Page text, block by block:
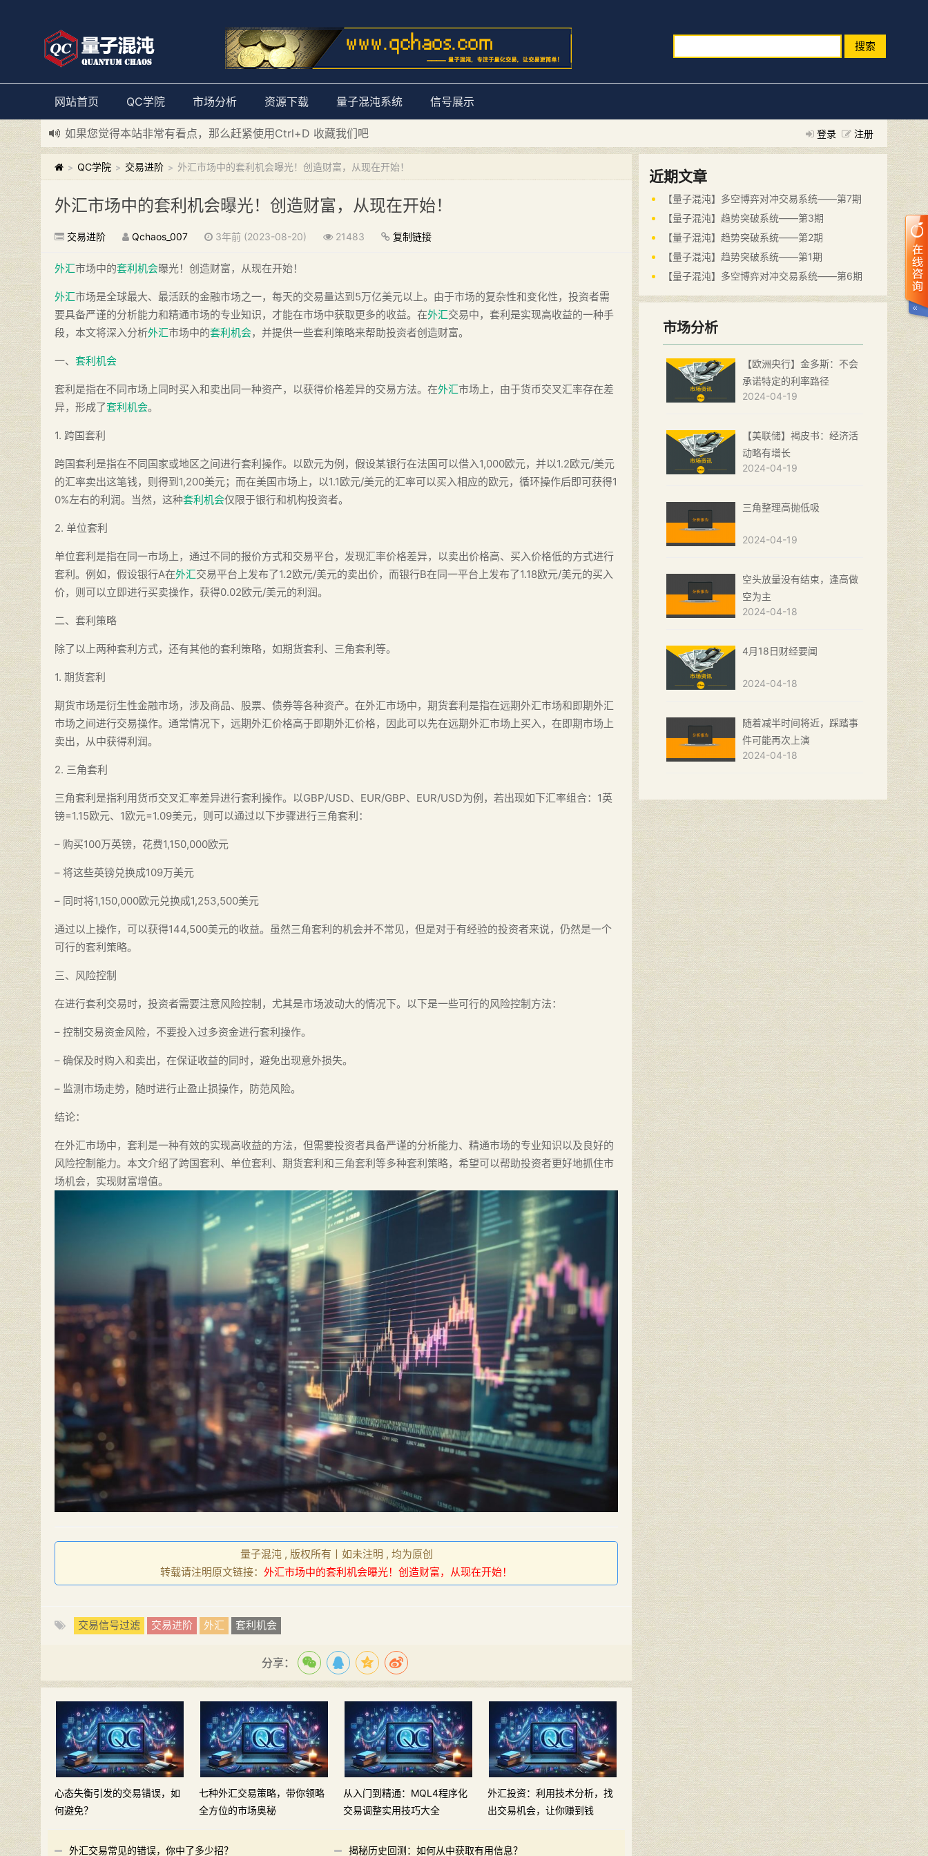
搜索
网站首页 QC学院 市场分析 资源下载 量子混沌系统 信号展示
登录 注册
如果您觉得本站非常有看点，那么赶紧使用Ctrl+D 收藏我们吧
新添加量子混沌系统板块，欢迎大家访问！---“量子混沌系统”
> QC学院 > 交易进阶 > 外汇市场中的套利机会曝光！创造财富，从现在开始！
外汇市场中的套利机会曝光！创造财富，从现在开始！
交易进阶 Qchaos_007 3年前 (2023-08-20) 21483 复制链接
外汇市场中的套利机会曝光！创造财富，从现在开始！
外汇市场是全球最大、最活跃的金融市场之一，每天的交易量达到5万亿美元以上。由于市场的复杂性和变化性，投资者需
要具备严谨的分析能力和精通市场的专业知识，才能在市场中获取更多的收益。在外汇交易中，套利是实现高收益的一种手
段，本文将深入分析外汇市场中的套利机会，并提供一些套利策略来帮助投资者创造财富。
一、 套利机会
套利是指在不同市场上同时买入和卖出同一种资产，以获得价格差异的交易方法。在外汇市场上，由于货币交叉汇率存在差
异，形成了套利机会。
1. 跨国套利
跨国套利是指在不同国家或地区之间进行套利操作。以欧元为例，假设某银行在法国可以借入1,000欧元，并以1.2欧元/美元
的汇率卖出这笔钱，则得到1,200美元；而在美国市场上，以1.1欧元/美元的汇率可以买入相应的欧元，循环操作后即可获得1
0%左右的利润。当然，这种套利机会仅限于银行和机构投资者。
2. 单位套利
单位套利是指在同一市场上，通过不同的报价方式和交易平台，发现汇率价格差异，以卖出价格高、买入价格低的方式进行
套利。例如，假设银行A在外汇交易平台上发布了1.2欧元/美元的卖出价，而银行B在同一平台上发布了1.18欧元/美元的买入
价，则可以立即进行买卖操作，获得0.02欧元/美元的利润。
二、套利策略
除了以上两种套利方式，还有其他的套利策略，如期货套利、三角套利等。
1. 期货套利
期货市场是衍生性金融市场，涉及商品、股票、债券等各种资产。在外汇市场中，期货套利是指在远期外汇市场和即期外汇
市场之间进行交易操作。通常情况下，远期外汇价格高于即期外汇价格，因此可以先在远期外汇市场上买入，在即期市场上
卖出，从中获得利润。
2. 三角套利
三角套利是指利用货币交叉汇率差异进行套利操作。以GBP/USD、EUR/GBP、EUR/USD为例，若出现如下汇率组合：1英
镑=1.15欧元、1欧元=1.09美元，则可以通过以下步骤进行三角套利：
– 购买100万英镑，花费1,150,000欧元
– 将这些英镑兑换成109万美元
– 同时将1,150,000欧元兑换成1,253,500美元
通过以上操作，可以获得144,500美元的收益。虽然三角套利的机会并不常见，但是对于有经验的投资者来说，仍然是一个
可行的套利策略。
三、风险控制
在进行套利交易时，投资者需要注意风险控制，尤其是市场波动大的情况下。以下是一些可行的风险控制方法：
– 控制交易资金风险，不要投入过多资金进行套利操作。
– 确保及时购入和卖出，在保证收益的同时，避免出现意外损失。
– 监测市场走势，随时进行止盈止损操作，防范风险。
结论：
在外汇市场中，套利是一种有效的实现高收益的方法，但需要投资者具备严谨的分析能力、精通市场的专业知识以及良好的
风险控制能力。本文介绍了跨国套利、单位套利、期货套利和三角套利等多种套利策略，希望可以帮助投资者更好地抓住市
场机会，实现财富增值。
量子混沌 , 版权所有丨如未注明 , 均为原创
转载请注明原文链接： 外汇市场中的套利机会曝光！创造财富，从现在开始！
交易信号过滤 交易进阶 外汇 套利机会
分享：
心态失衡引发的交易错误，如
何避免？
七种外汇交易策略，带你领略
全方位的市场奥秘
从入门到精通：MQL4程序化
交易调整实用技巧大全
外汇投资：利用技术分析，找
出交易机会，让你赚到钱
外汇交易常见的错误，你中了多少招？ 揭秘历史回测：如何从中获取有用信息？
近期文章
【量子混沌】多空博弈对冲交易系统——第7期
【量子混沌】趋势突破系统——第3期
【量子混沌】趋势突破系统——第2期
【量子混沌】趋势突破系统——第1期
【量子混沌】多空博弈对冲交易系统——第6期
市场分析
【欧洲央行】金多斯：不会
承诺特定的利率路径
2024-04-19
【美联储】褐皮书：经济活
动略有增长
2024-04-19
三角整理高抛低吸
2024-04-19
空头放量没有结束，逢高做
空为主
2024-04-18
4月18日财经要闻
2024-04-18
随着减半时间将近，踩踏事
件可能再次上演
2024-04-18